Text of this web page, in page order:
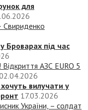
для
Свириденко
Броварах під час
АЗС EURO 5
вилучати у
17.03.2026
України, – солдат